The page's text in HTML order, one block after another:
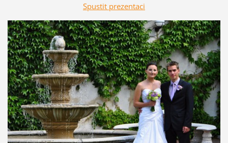
Spustit prezentaci